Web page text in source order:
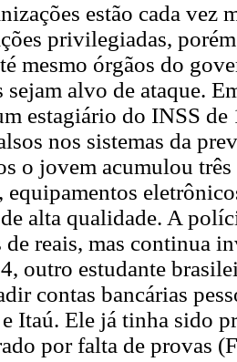
estão cada vez
privilegiadas,
mesmo órgãos do
sejam alvo de ataque.
estagiário do INSS
nos sistemas da
o jovem acumulou
equipamentos
alta qualidade. A
de reais, mas continua
outro estudante
contas bancárias
Itaú. Ele já tinha sido
por falta de provas